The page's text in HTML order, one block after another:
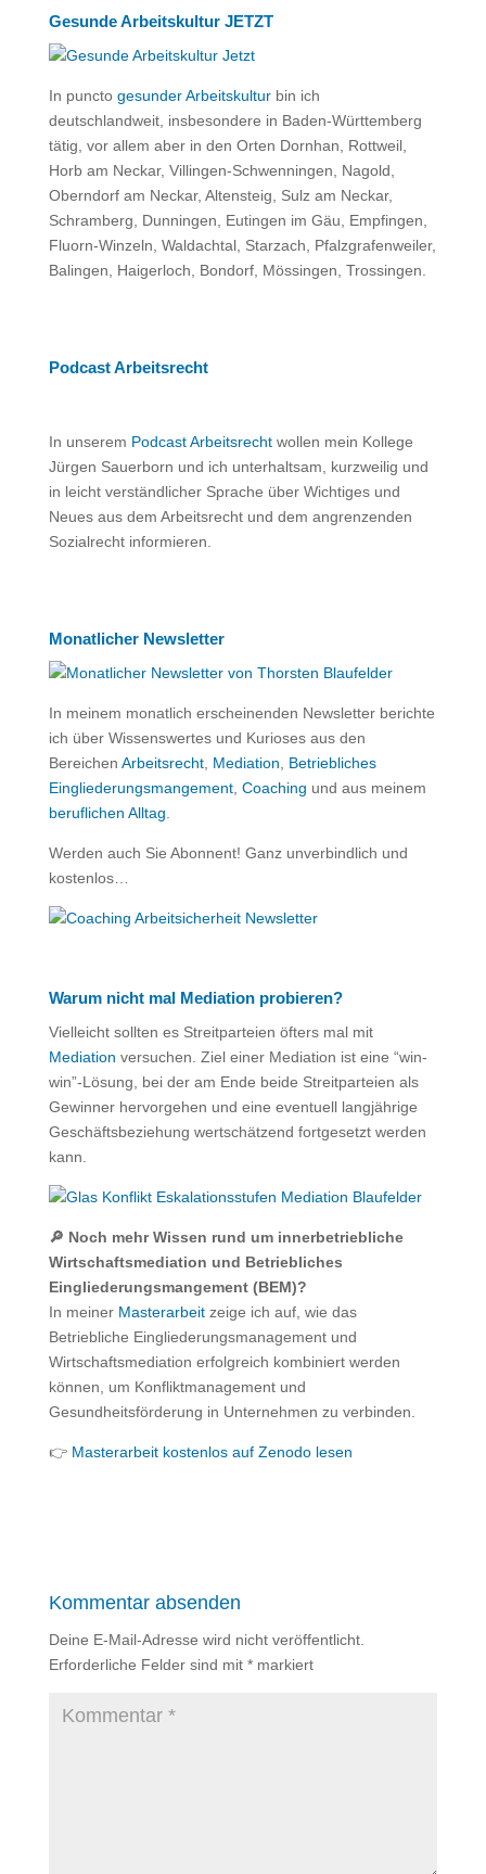
Gesunde Arbeitskultur JETZT
In puncto gesunder Arbeitskulturbin ich
deutschlandweit, insbesondere in Baden-Württemberg
tätig, vor allem aber in den Orten Dornhan, Rottweil,
Horb am Neckar, Villingen-Schwenningen, Nagold,
Oberndorf am Neckar, Altensteig, Sulz am Neckar,
Schramberg, Dunningen, Eutingen im Gäu, Empfingen,
Fluorn-Winzeln, Waldachtal, Starzach, Pfalzgrafenweiler,
Balingen, Haigerloch, Bondorf, Mössingen, Trossingen.
Podcast Arbeitsrecht
In unserem Podcast Arbeitsrechtwollen mein Kollege
Jürgen Sauerborn und ich unterhaltsam, kurzweilig und
in leicht verständlicher Sprache über Wichtiges und
Neues aus dem Arbeitsrecht und dem angrenzenden
Sozialrecht informieren.
Monatlicher Newsletter
In meinem monatlich erscheinenden Newsletter berichte
ich über Wissenswertes und Kurioses aus den
Bereichen Arbeitsrecht, Mediation
Betriebliches
Eingliederungsmangement, Coaching und aus meinem
beruflichen Alltag
Werden auch Sie Abonnent! Ganz unverbindlich und
kostenlos…
Warum nicht mal Mediation probieren?
Vielleicht sollten es Streitparteien öfters mal mit
Mediation versuchen. Ziel einer Mediation ist eine “win-
win”-Lösung, bei der am Ende beide Streitparteien als
Gewinner hervorgehen und eine eventuell langjährige
Geschäftsbeziehung wertschätzend fortgesetzt werden
kann.
🔎 Noch mehr Wissen rund um innerbetriebliche
Wirtschaftsmediation und Betriebliches
Eingliederungsmangement (BEM)?
In meiner Masterarbeitzeige ich auf, wie das
Betriebliche Eingliederungsmanagement und
Wirtschaftsmediation erfolgreich kombiniert werden
können, um Konfliktmanagement und
Gesundheitsförderung in Unternehmen zu verbinden.
👉 Masterarbeit kostenlos auf Zenodo lesen
Kommentar absenden
Deine E-Mail-Adresse wird nicht veröffentlicht.
Erforderliche Felder sind mit *markiert